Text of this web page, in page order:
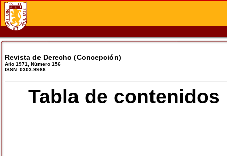
Revista de Derecho (Concepción)
Año 1971, Número 156
ISSN: 0303-9986
Tabla de contenidos